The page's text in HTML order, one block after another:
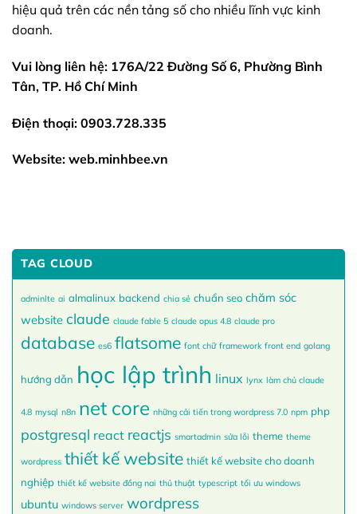
hiệu quả trên các nền tảng số cho nhiều lĩnh vực kinh
doanh.
Vui lòng liên hệ: 176A/22 Đường Số 6, Phường Bình
Tân, TP. Hồ Chí Minh
Điện thoại: 0903.728.335
Website: web.minhbee.vn
TAG CLOUD
adminlte ai almalinux backend chia sẻ chuẩn seo chăm sóc
website claude claude fable 5 claude opus 4.8 claude pro
database es6 flatsome font chữ framework front end golang
hướng dẫn học lập trình linux lynx làm chủ claude
4.8 mysql n8n net core những cải tiến trong wordpress 7.0 npm php
postgresql react reactjs smartadmin sửa lỗi theme theme
wordpress thiết kế website thiết kế website cho doanh
nghiệp thiết kế website đồng nai thủ thuật typescript tối ưu windows
ubuntu windows server wordpress